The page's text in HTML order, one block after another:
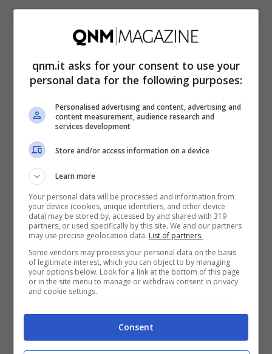
erano particolarmente attese. Il
Guardasigilli inizialmente ha cercato di
smorzare le tensioni: “La riforma non ha
l’obiettivo di umiliare la magistratura e
nemmeno di destrutturarla. È una riforma,
soprattutto tecnica che è diventata
moderni”.
LEGGI ANCHE –Tina Turner, il ritorno
della regina con un brano inedito
Nordioha inoltre ribadito il suo rispetto per la
magistratura:“Non si può pensare che un
ministro con trent’anni di esperienza nella
magistratura voglia minarne l’autonomia. Il
qnm.it asks for your consent to use your
personal data for the following purposes:
Personalised advertising and content, advertising and
content measurement, audience research and
services development
Store and/or access information on a device
Learn more
Your personal data will be processed and information from
your device (cookies, unique identifiers, and other device
data) may be stored by, accessed by and shared with 319
partners, or used specifically by this site. We and our partners
may use precise geolocation data. List of partners.
Some vendors may process your personal data on the basis
of legitimate interest, which you can object to by managing
your options below. Look for a link at the bottom of this page
or in the site menu to manage or withdraw consent in privacy
and cookie settings.
Consent